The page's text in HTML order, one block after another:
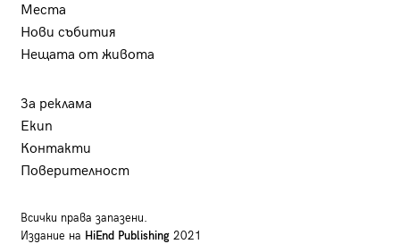
Места
Нови събития
Нещата от живота
За реклама
Екип
Контакти
Поверителност
Всички права запазени.
Издание на HiEnd Publishing2021